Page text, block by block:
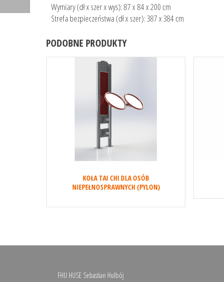
Wymiary (dł x szer x wys): 87 x 84 x 200 cm
Strefa bezpieczeństwa (dł x szer): 387 x 384 cm
PODOBNE PRODUKTY
KOŁA TAI CHI DLA OSÓB
NIEPEŁNOSPRAWNYCH (PYLON)
FHU HUSE Sebastian Hulbój